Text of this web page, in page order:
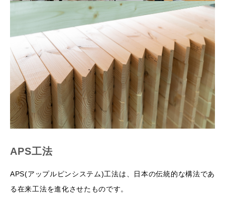
APS工法
APS(アップルピンシステム)工法は、日本の伝統的な構法であ
る在来工法を進化させたものです。